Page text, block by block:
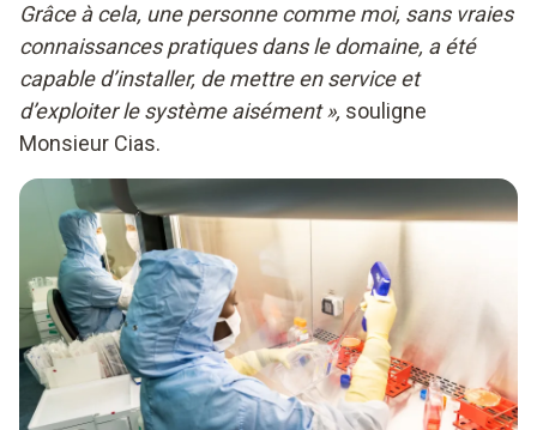
Grâce à cela, une personne comme moi, sans vraies
connaissances pratiques dans le domaine, a été
capable d’installer, de mettre en service et
d’exploiter le système aisément », souligne
Monsieur Cias.